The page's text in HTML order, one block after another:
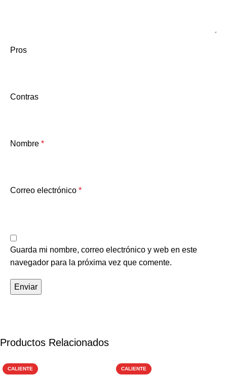
Pros
Contras
Nombre *
Correo electrónico *
Guarda mi nombre, correo electrónico y web en este
navegador para la próxima vez que comente.
Productos Relacionados
CALIENTE CALIENTE